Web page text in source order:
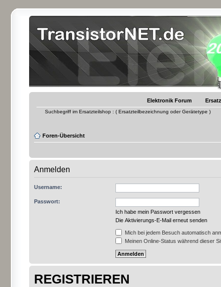
Elektronik Forum
Suchbegriff im Ersatzteilshop : ( Ersatzteilbezeichnung oder Gerätetype )
Foren-Übersicht
Anmelden
Username:
Passwort:
Ich habe mein Passwort vergessen
Die Aktivierungs-E-Mail erneut senden
Mich bei jedem Besuch automatisch
Meinen Online-Status während dieser
REGISTRIEREN